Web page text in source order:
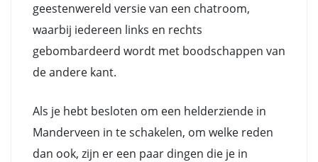
geestenwereld versie van een chatroom,
waarbij iedereen links en rechts
gebombardeerd wordt met boodschappen van
de andere kant.
Als je hebt besloten om een helderziende in
Manderveen in te schakelen, om welke reden
dan ook, zijn er een paar dingen die je in